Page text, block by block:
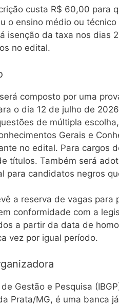
custa R$ 60,00 para
o ensino médio ou
isenção da taxa nos dias
no edital.
composto por uma
o dia 12 de julho de
de múltipla
Gerais e
no edital. Para cargos
títulos. Também será
para candidatos negros
a reserva de vagas para
conformidade com a
a partir da data de
vez por igual período.
Gestão e Pesquisa
Prata/MG, é uma banca